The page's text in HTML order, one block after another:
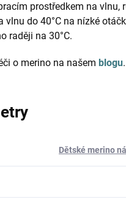
prostředkem na vlnu,
do 40°C na nízké
raději na 30°C.
o merino na našem blogu.
Dětské merino